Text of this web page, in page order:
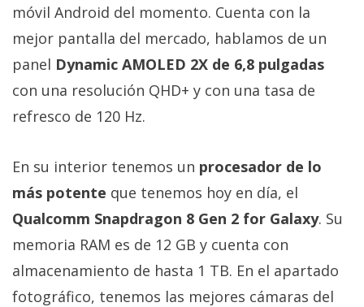
móvil Android del momento. Cuenta con la
mejor pantalla del mercado, hablamos de un
panel Dynamic AMOLED 2X de 6,8 pulgadas
con una resolución QHD+ y con una tasa de
refresco de 120 Hz.
En su interior tenemos un procesador de lo
más potente que tenemos hoy en día, el
Qualcomm Snapdragon 8 Gen 2 for Galaxy. Su
memoria RAM es de 12 GB y cuenta con
almacenamiento de hasta 1 TB. En el apartado
fotográfico, tenemos las mejores cámaras del